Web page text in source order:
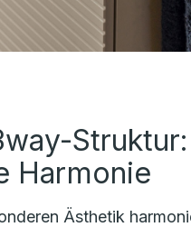
Struktur:
Harmonie
Ästhetik